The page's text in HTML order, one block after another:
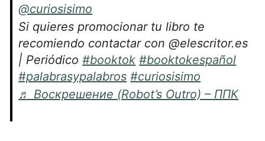
@curiosisimo
Si quieres promocionar tu libro te
recomiendo contactar con @elescritor.es
| Periódico#booktok #booktokespañol
#palabrasypalabros #curiosisimo
♬ Воскрешение (Robot’s Outro) – ППК